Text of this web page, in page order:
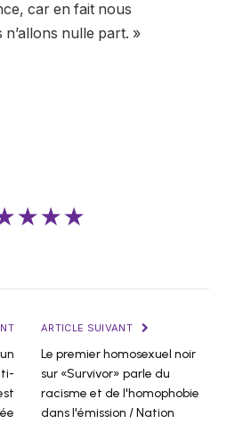
car en fait nous
nulle part. »
ARTICLE SUIVANT
Le premier homosexuel noir
sur «Survivor» parle du
racisme et de l'homophobie
dans l'émission / Nation